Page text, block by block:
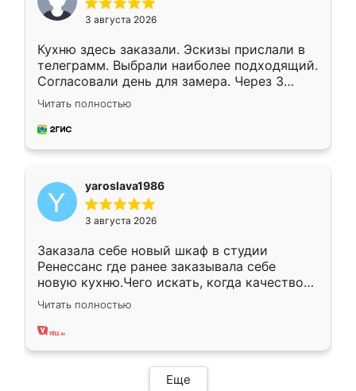
3 августа 2026
Кухню здесь заказали. Эскизы прислали в
телеграмм. Выбрали наиболее подходящий.
Согласовали день для замера. Через 3
недели кухня была уже готова. Остались
довольны работой. Спасибо Ренессанс
мебель за качественную работу!
Читать полностью
yaroslava1986
3 августа 2026
Заказала себе новый шкаф в студии
Ренессанс где ранее заказывала себе
новую кухню.Чего искать, когда качеством
вполне довольна. Служит кухня уже почти
два года, нареканий нет.
Читать полностью
Еще